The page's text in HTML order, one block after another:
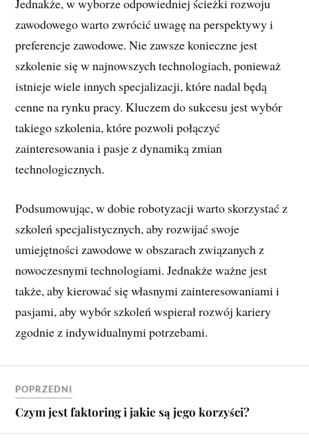
Jednakże, w wyborze odpowiedniej ścieżki rozwoju
zawodowego warto zwrócić uwagę na perspektywy i
preferencje zawodowe. Nie zawsze konieczne jest
szkolenie się w najnowszych technologiach, ponieważ
istnieje wiele innych specjalizacji, które nadal będą
cenne na rynku pracy. Kluczem do sukcesu jest wybór
takiego szkolenia, które pozwoli połączyć
zainteresowania i pasje z dynamiką zmian
technologicznych.
Podsumowując, w dobie robotyzacji warto skorzystać z
szkoleń specjalistycznych, aby rozwijać swoje
umiejętności zawodowe w obszarach związanych z
nowoczesnymi technologiami. Jednakże ważne jest
także, aby kierować się własnymi zainteresowaniami i
pasjami, aby wybór szkoleń wspierał rozwój kariery
zgodnie z indywidualnymi potrzebami.
POPRZEDNI
Czym jest faktoring i jakie są jego korzyści?